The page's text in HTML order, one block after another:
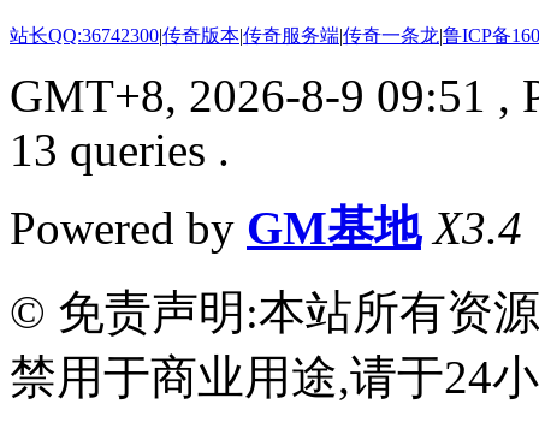
站长QQ:36742300|传奇版本|传奇服务端|传奇一条龙|鲁ICP备
GMT+8, 2026-8-9 09:51 ,
13 queries .
Powered by GM基地 X3.4
© 免责声明:本站所有资
禁用于商业用途,请于24